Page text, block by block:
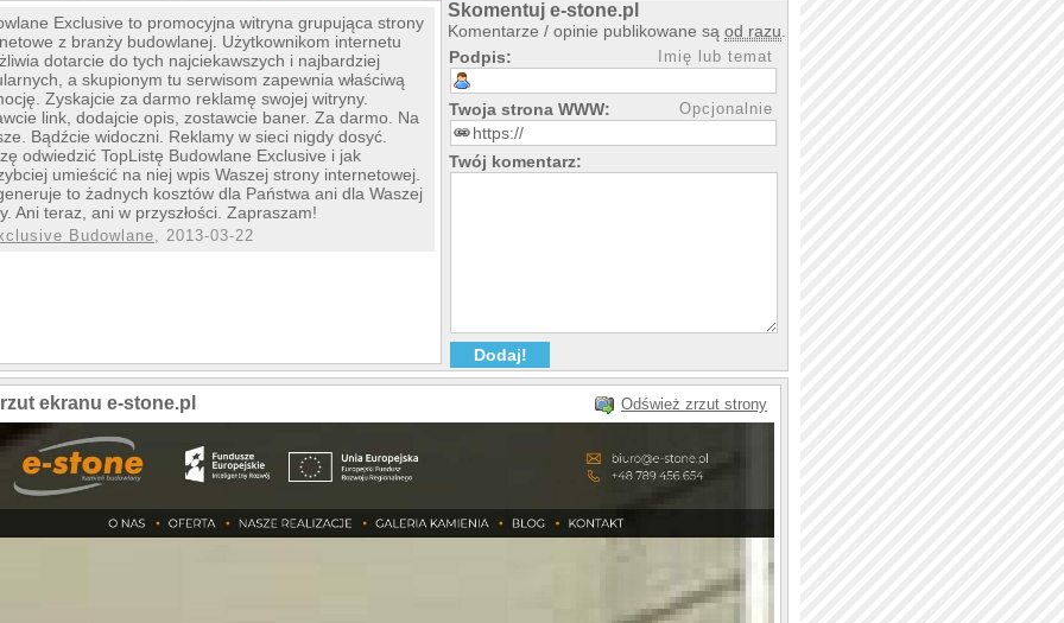
Blaty granitowe
Blaty łazienkowe
Parapety
Kamień elewacyjny
Panele kamienne
Płytki granitowe
Schody granitowe
Zapraszamy:
Zawsze miła obsługa!
-- Klient
Exclusive to promocyjna witryna grupująca strony
z branży budowlanej. Użytkownikom internetu
dotarcie do tych najciekawszych i najbardziej
a skupionym tu serwisom zapewnia właściwą
Zyskajcie za darmo reklamę swojej witryny.
link, dodajcie opis, zostawcie baner. Za darmo. Na
Bądźcie widoczni. Reklamy w sieci nigdy dosyć.
odwiedzić TopListę Budowlane Exclusive i jak
umieścić na niej wpis Waszej strony internetowej.
to żadnych kosztów dla Państwa ani dla Waszej
Ani teraz, ani w przyszłości. Zapraszam!
Budowlane, 2013-03-22
Skomentuj e-stone.pl
Komentarze / opinie publikowane są od razu
Podpis:
Imię lub temat
Twoja strona WWW: Opcjonalnie
Twój komentarz:
ekranu e-stone.pl Odśwież zrzut strony